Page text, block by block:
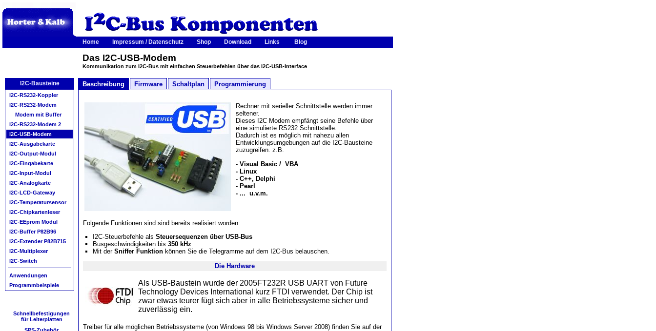
Home Impressum / Datenschutz Shop Download Links Blog
Das I2C-USB-Modem
Kommunikation zum I2C-Bus mit einfachen Steuerbefehlen über das I2C-USB-Interface
Beschreibung Firmware Schaltplan Programmierung
I2C-Bausteine
I2C-RS232-Koppler
I2C-RS232-Modem
Modem mit Buffer
I2C-RS232-Modem 2
I2C-USB-Modem
I2C-Ausgabekarte
I2C-Output-Modul
I2C-Eingabekarte
I2C-Input-Modul
I2C-Analogkarte
I2C-LCD-Gateway
I2C-Temperatursensor
I2C-Chipkartenleser
I2C-EEprom Modul
I2C-Buffer P82B96
I2C-Extender P82B715
I2C-Multiplexer
I2C-Switch
Anwendungen
Programmbeispiele
Schnellbefestigungen
für Leiterplatten
Rechner mit serieller Schnittstelle werden immer
seltener.
Dieses I2C Modem empfängt seine Befehle über
eine simulierte RS232 Schnittstelle.
Dadurch ist es möglich mit nahezu allen
Entwicklungsumgebungen auf die I2C-Bausteine
zuzugreifen. z.B.
- Visual Basic / VBA
- Linux
- C++, Delphi
- Pearl
- ... u.v.m.
Folgende Funktionen sind sind bereits realisiert worden:
I2C-Steuerbefehle als Steuersequenzen über USB-Bus
Busgeschwindigkeiten bis 350 kHz
Mit der Sniffer Funktion können Sie die Telegramme auf dem I2C-Bus belauschen.
Die Hardware
Als USB-Baustein wurde der 2005FT232R USB UART von Future
Technology Devices International kurz FTDI verwendet. Der Chip ist
zwar etwas teurer fügt sich aber in alle Betriebssysteme sicher und
zuverlässig ein.
Treiber für alle möglichen Betriebssysteme (von Windows 98 bis Windows Server 2008) finden Sie auf der